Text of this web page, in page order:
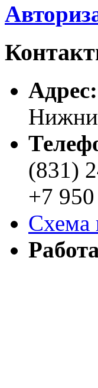
Адреc:
(831)
+7
Схема